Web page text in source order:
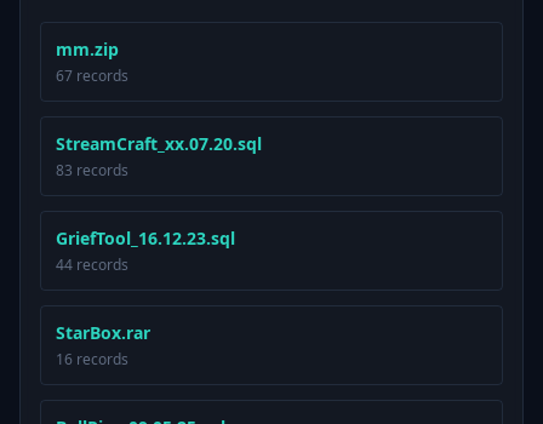
mm.zip
67 records
StreamCraft_xx.07.20.sql
83 records
GriefTool_16.12.23.sql
44 records
StarBox.rar
16 records